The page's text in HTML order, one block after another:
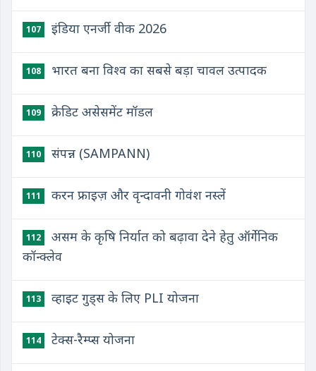
107 इंडिया एनर्जी वीक 2026
108 भारत बना विश्व का सबसे बड़ा चावल उत्पादक
109 क्रेडिट असेसमेंट मॉडल
110 संपन्न (SAMPANN)
111 करन फ्राइज़ और वृन्दावनी गोवंश नस्लें
112
असम के कृषि निर्यात को बढ़ावा देने हेतु ऑर्गेनिक
कॉन्क्लेव
113 व्हाइट गुड्स के लिए PLI योजना
114 टेक्स-रैम्प्स योजना